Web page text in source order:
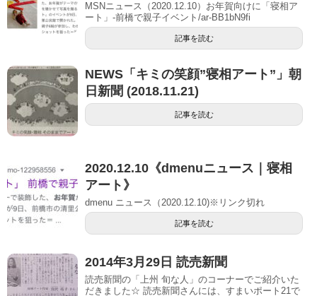
MSNニュース（2020.12.10）お年賀向けに「寝相ア
ート」-前橋で親子イベント/ar-BB1bN9fi
記事を読む
NEWS「キミの笑顔”寝相アート”」朝
日新聞 (2018.11.21)
記事を読む
2020.12.10《dmenuニュース｜寝相
アート》
dmenu ニュース（2020.12.10)※リンク切れ
記事を読む
2014年3月29日 読売新聞
読売新聞の「上州 旬な人」のコーナーでご紹介いた
だきました☆ 読売新聞さんには、すまいポート21で